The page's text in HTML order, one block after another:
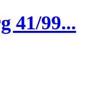
41/99...